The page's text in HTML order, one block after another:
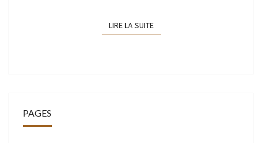
LIRE LA SUITELIRE LA SUITE
PAGES